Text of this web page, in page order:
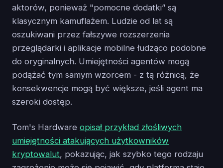
aktorów, ponieważ "pomocne dodatki” są
klasycznym kamuflażem. Ludzie od lat są
oszukiwani przez fałszywe rozszerzenia
przeglądarki i aplikacje mobilne łudząco podobne
do oryginalnych. Umiejętności agentów mogą
podążać tym samym wzorcem - z tą różnicą, że
konsekwencje mogą być większe, jeśli agent ma
szeroki dostęp.
Tom's Hardware opisał przykład złośliwych
umiejętności atakujących użytkowników
kryptowalut, pokazując, jak szybko tego rodzaju